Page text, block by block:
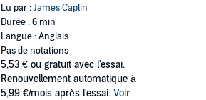
Lu par :James Caplin
Durée : 6 min
Langue : Anglais
Pas de notations
5,53 € ou gratuit avec l'essai.
Renouvellement automatique à
5,99 €/mois après l'essai. Voir